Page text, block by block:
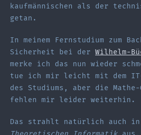
kaufmännischen als der
getan.
In meinem Fernstudium zum
Sicherheit bei der Wilhelm-
merke ich das nun wieder
tue ich mir leicht mit dem IT-
des Studiums, aber die Mathe-
fehlen mir leider weiterhin.
Das strahlt natürlich auch